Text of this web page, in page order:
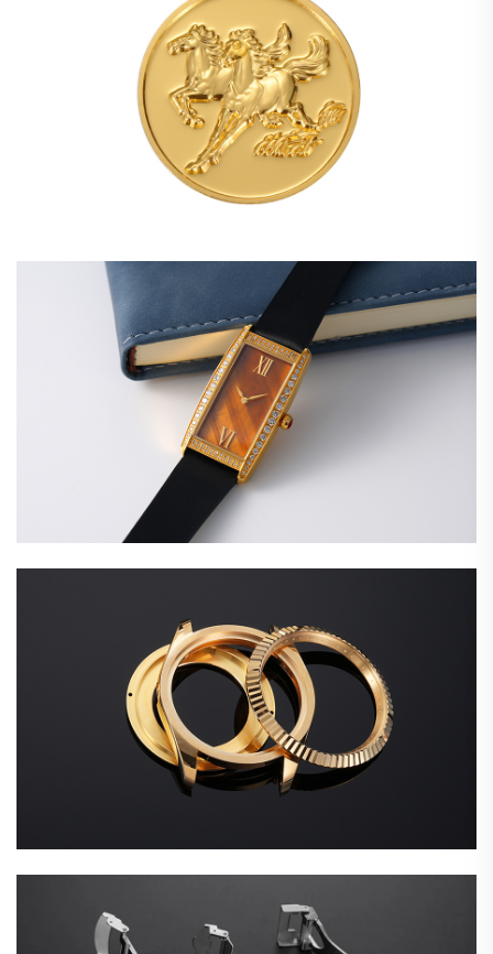
นาฬิกาทองคำ 18K
ตัวเรือนนาฬิกาทองคำ 18K
หัวเข็มขัดสเตนเลสสตีล 316L